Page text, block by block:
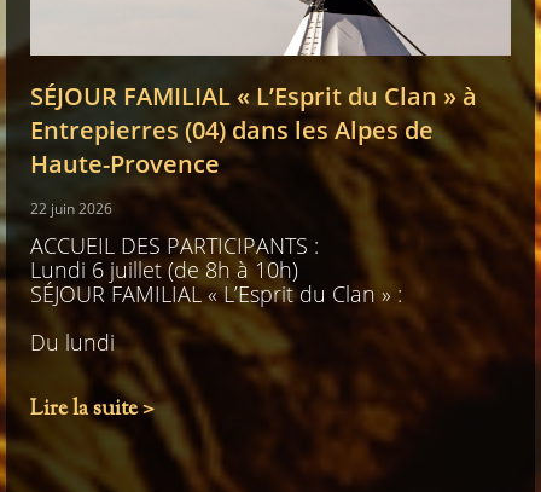
SÉJOUR FAMILIAL « L’Esprit du Clan » à
Entrepierres (04) dans les Alpes de
Haute-Provence
22 juin 2026
ACCUEIL DES PARTICIPANTS :
Lundi 6 juillet (de 8h à 10h)
SÉJOUR FAMILIAL « L’Esprit du Clan » :
Du lundi
Lire la suite >